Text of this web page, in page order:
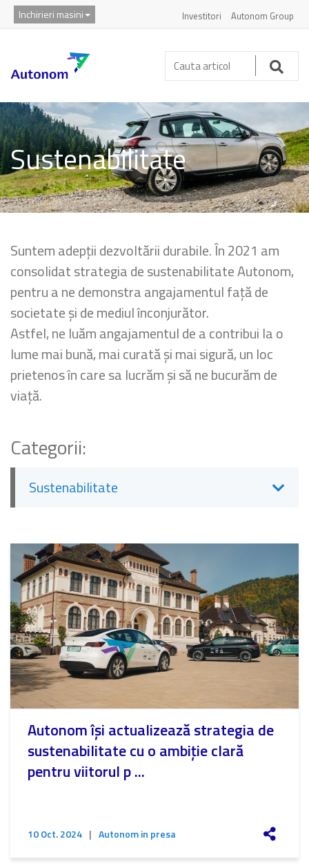
Inchirieri masini Investitori Autonom Group
Cauta
articol:
Sustenabilitate
Suntem adepții dezvoltării durabile. În 2021 am
consolidat strategia de sustenabilitate Autonom,
pentru a ne demonstra angajamentul față de
societate și de mediul înconjurător.
Astfel, ne luăm angajamentul de a contribui la o
lume mai bună, mai curată și mai sigură, un loc
prietenos în care sa lucrăm și să ne bucurăm de
viață.
Categorii:
Sustenabilitate
Autonom își actualizează strategia de
sustenabilitate cu o ambiție clară
pentru viitorul p ...
10 Oct. 2024 | Autonom in presa